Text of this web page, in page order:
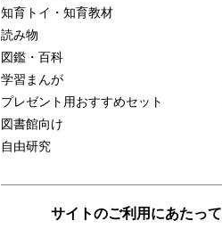
知育トイ・知育教材
読み物
図鑑・百科
学習まんが
プレゼント用おすすめセット
図書館向け
自由研究
サイトのご利用にあたって